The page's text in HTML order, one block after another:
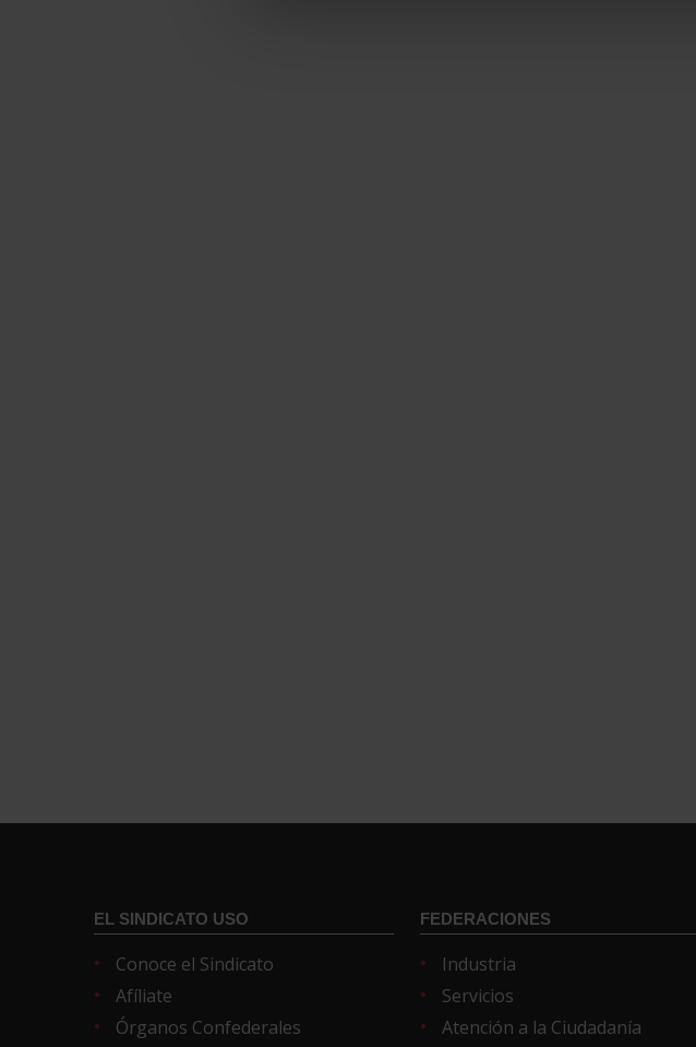
EL SINDICATO USO
Conoce el Sindicato
Afíliate
Órganos Confederales
FEDERACIONES
Industria
Servicios
Atención a la Ciudadanía